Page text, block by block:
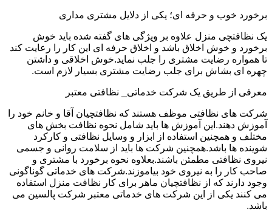
برخورد خوب و حرفه ای؛ یکی از دلایل مشتری مداری
یک نظافتچی منزل علاوه بر ویژگی های گفته شده باید خوش
برخورد و خوش اخلاق باشد و اخلاق حرفه ای این کار را رعایت کند
تا همواره رضایت مشتری را جلب نماید.خوش اخلاقی و داشتن
چهره ای بشاش برای جلب رضایت مشتری بسیار لازم است.
معرفی از طریق یک شرکت خدماتی_ نظافتی معتبر
شرکت های نظافتی موظف هستند که نظافتچیان آقا و خانم خود را
آموزش دهند.این آموزش ها باید شامل نحوه نظافت بخش های
مختلف و همچنین استفاده از ابزار و وسایل نظافتی و کارکرد
شوینده ها باشد.همچنین شرکت ها باید از سلامت روانی و جسمی
نیروی نظافتی مطمئن باشند.بعلاوه نحوه برخورد با مشتری و
صاحب کار را به نیروی خود بیاموزند.شرکت های خدماتی گوناگونی
وجود دارند که از نظافتچیان ماهر برای کار نظافت منزل استفاده
می کنند یکی از این شرکت های خدماتی معتبر شرکت پالسین می
باشد.